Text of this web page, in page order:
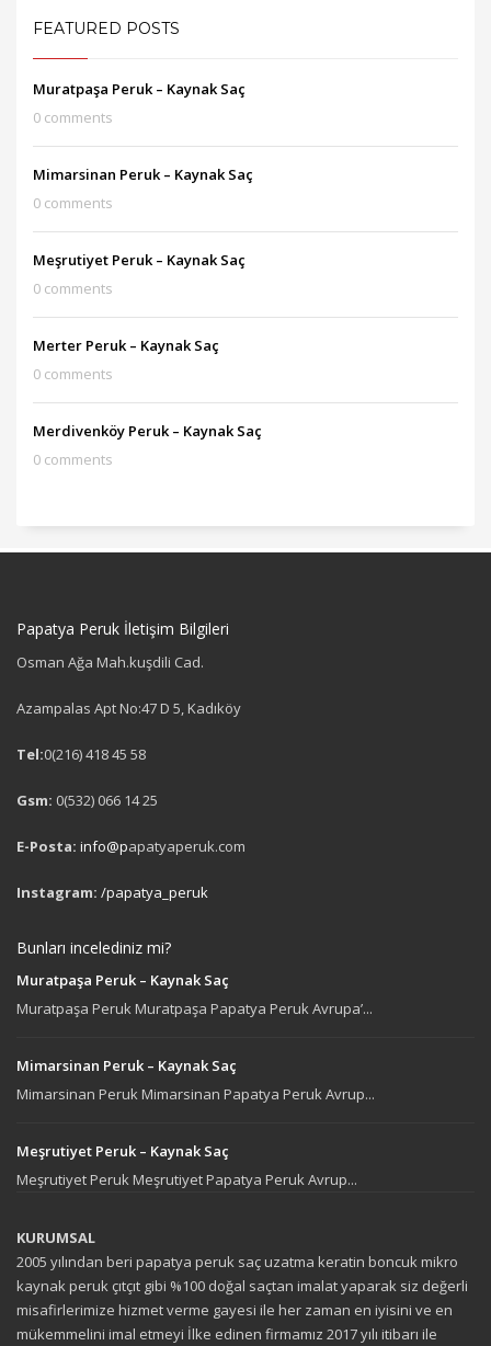
FEATURED POSTS
Muratpaşa Peruk – Kaynak Saç
0 comments
Mimarsinan Peruk – Kaynak Saç
0 comments
Meşrutiyet Peruk – Kaynak Saç
0 comments
Merter Peruk – Kaynak Saç
0 comments
Merdivenköy Peruk – Kaynak Saç
0 comments
Papatya Peruk İletişim Bilgileri
Osman Ağa Mah.kuşdili Cad.
Azampalas Apt No:47 D 5, Kadıköy
Tel:0(216) 418 45 58
Gsm: 0(532) 066 14 25
E-Posta: info@papatyaperuk.com
Instagram: /papatya_peruk
Bunları incelediniz mi?
Muratpaşa Peruk – Kaynak Saç
Muratpaşa Peruk Muratpaşa Papatya Peruk Avrupa’...
Mimarsinan Peruk – Kaynak Saç
Mimarsinan Peruk Mimarsinan Papatya Peruk Avrup...
Meşrutiyet Peruk – Kaynak Saç
Meşrutiyet Peruk Meşrutiyet Papatya Peruk Avrup...
KURUMSAL
2005 yılından beri papatya peruk saç uzatma keratin boncuk mikro
kaynak peruk çıtçıt gibi %100 doğal saçtan imalat yaparak siz değerli
misafirlerimize hizmet verme gayesi ile her zaman en iyisini ve en
mükemmelini imal etmeyi İlke edinen firmamız 2017 yılı itibarı ile